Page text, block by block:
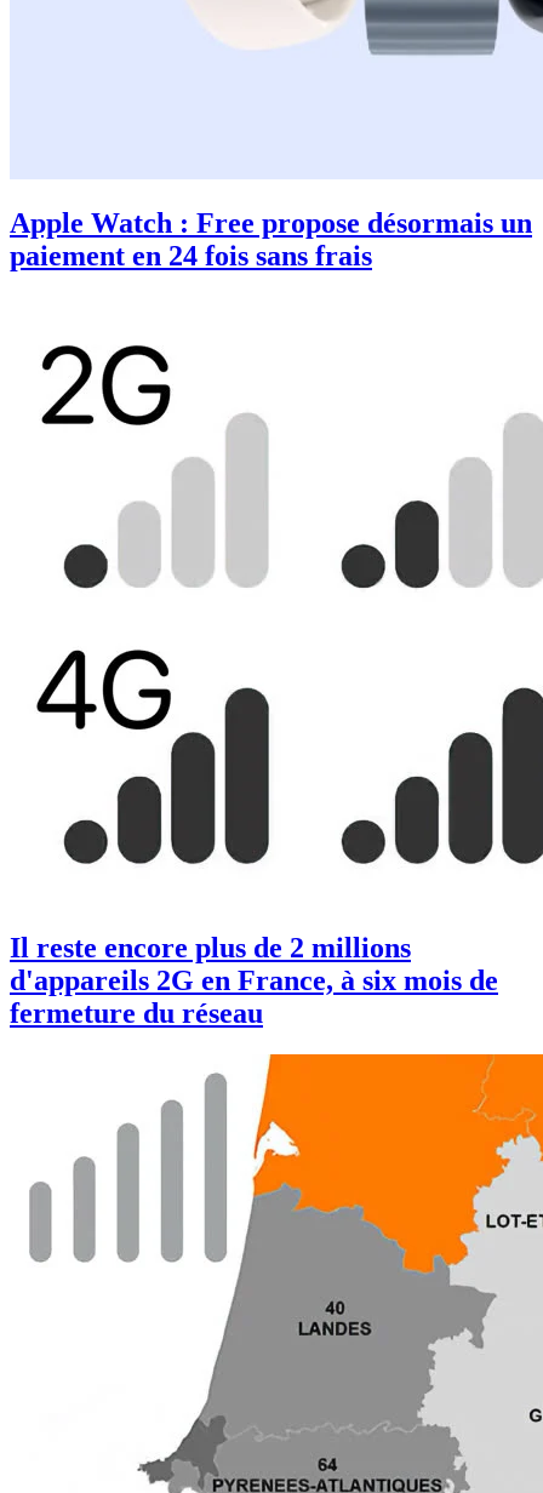
Apple Watch : Free propose désormais un
paiement en 24 fois sans frais
Il reste encore plus de 2 millions
d'appareils 2G en France, à six mois de
fermeture du réseau